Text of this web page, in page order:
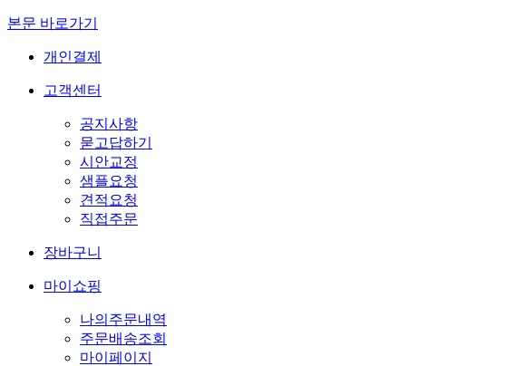
본문 바로가기
개인결제
고객센터
공지사항
묻고답하기
시안교정
샘플요청
견적요청
직접주문
장바구니
마이쇼핑
나의주문내역
주문배송조회
마이페이지